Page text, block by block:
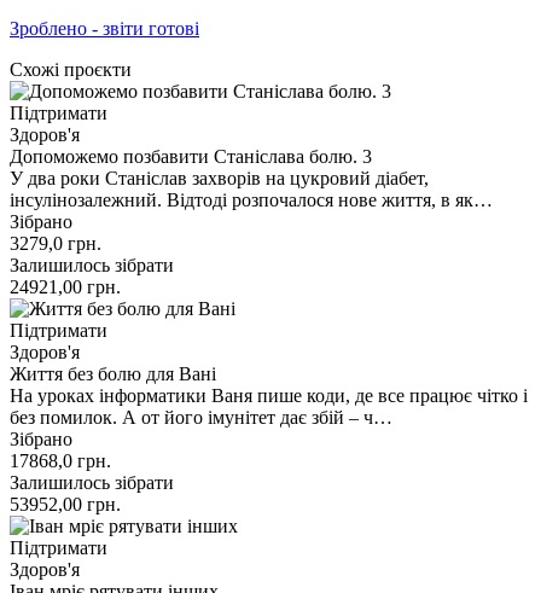
Зроблено - звіти готові
Схожі проєкти
Підтримати
Здоров'я
Допоможемо позбавити Станіслава болю. 3
У два роки Станіслав захворів на цукровий діабет,
інсулінозалежний. Відтоді розпочалося нове життя, в як…
Зібрано
3279,0 грн.
Залишилось зібрати
24921,00 грн.
Підтримати
Здоров'я
Життя без болю для Вані
На уроках інформатики Ваня пише коди, де все працює чітко і
без помилок. А от його імунітет дає збій – ч…
Зібрано
17868,0 грн.
Залишилось зібрати
53952,00 грн.
Підтримати
Здоров'я